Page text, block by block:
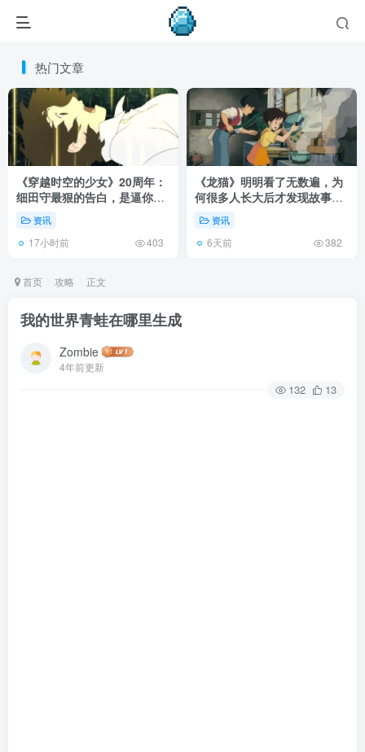
热门文章
《穿越时空的少女》20周年：
细田守最狠的告白，是逼你承
认有些夏天回不去了！
资讯
17小时前 403
《龙猫》明明看了无数遍，为
何很多人长大后才发现故事根
本不在 1988 年！
资讯
6天前 382
首页 攻略 正文
我的世界青蛙在哪里生成
Zombie
4年前更新
132 13